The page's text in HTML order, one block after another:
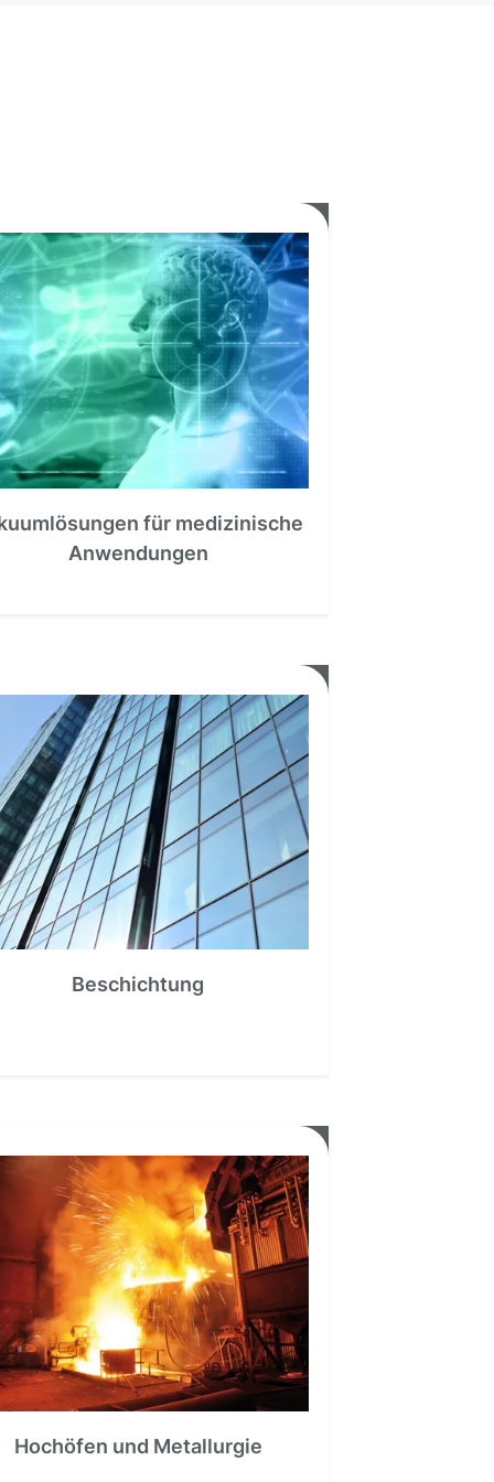
für medizinische
Anwendungen
Beschichtung
Hochöfen und Metallurgie